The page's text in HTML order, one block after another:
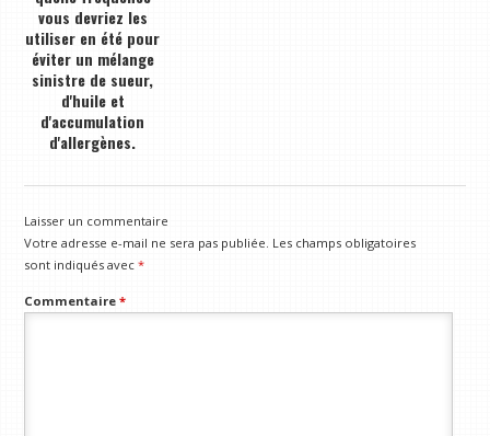
vous devriez les
utiliser en été pour
éviter un mélange
sinistre de sueur,
d'huile et
d'accumulation
d'allergènes.
Laisser un commentaire
Votre adresse e-mail ne sera pas publiée. Les champs obligatoires
sont indiqués avec*
Commentaire*